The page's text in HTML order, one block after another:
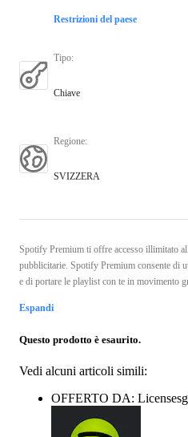
Restrizioni del paese
Tipo:
Chiave
Regione:
SVIZZERA
Spotify Premium ti offre accesso illimitato
pubblicitarie. Spotify Premium consente di
e di portare le playlist con te in movimento
Espandi
Questo prodotto è esaurito.
Vedi alcuni articoli simili:
OFFERTO DA: Licensesg